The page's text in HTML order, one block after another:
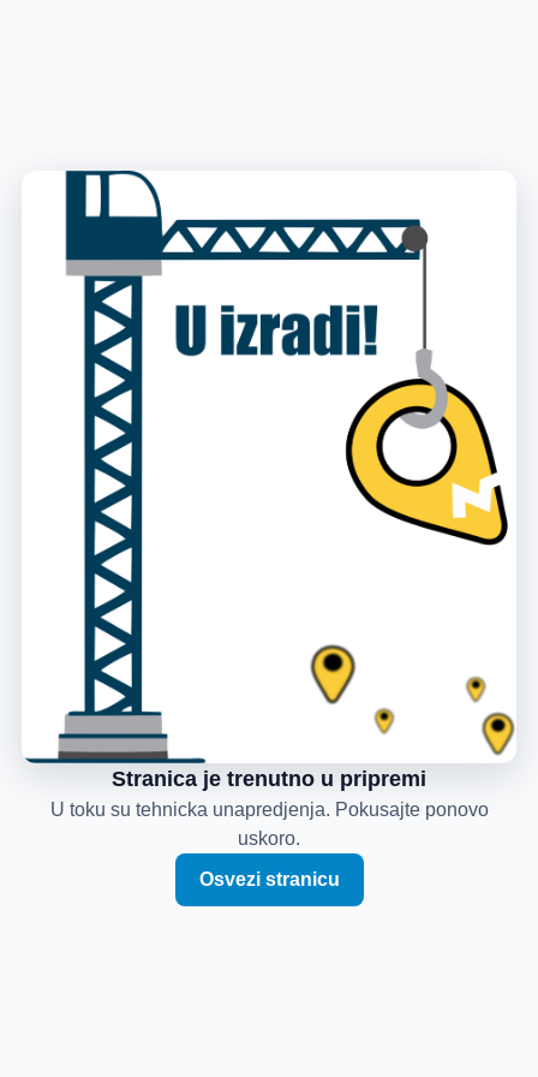
Stranica je trenutno u pripremi
U toku su tehnicka unapredjenja. Pokusajte ponovo
uskoro.
Osvezi stranicu